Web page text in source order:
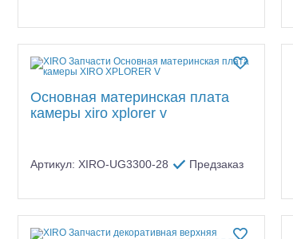
Основная материнская плата
камеры xiro xplorer v
Артикул: XIRO-UG3300-28 Предзаказ